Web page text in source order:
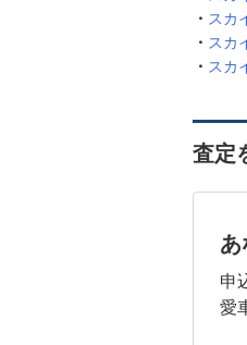
スカ
スカ
スカ
査定
あ
申
愛